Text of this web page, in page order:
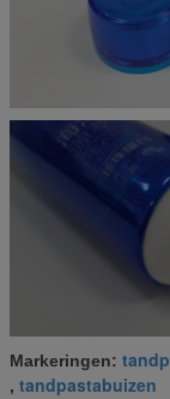
Markeringen:
, tandpastabuizen